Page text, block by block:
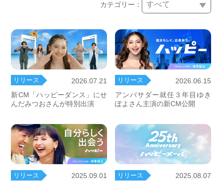
カテゴリー：
リリース
2026.07.21
新CM「ハッピーダンス」にせ
んだみつおさんが特別出演
リリース
2026.06.15
アンバサダー就任３年目ゆき
ぽよさん主演の新CM公開
リリース
2025.09.01
リリース
2025.08.07